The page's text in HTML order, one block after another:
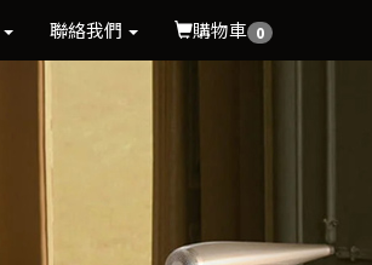
聯絡我們 購物車 0